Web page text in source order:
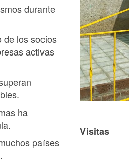
durante
de los socios
activas
ha
países
Visitas